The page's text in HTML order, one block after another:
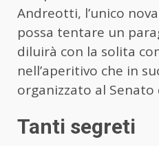
Andreotti, l’unico
possa tentare un
diluirà con la solita
nell’aperitivo che in
organizzato al Senato
Tanti segreti